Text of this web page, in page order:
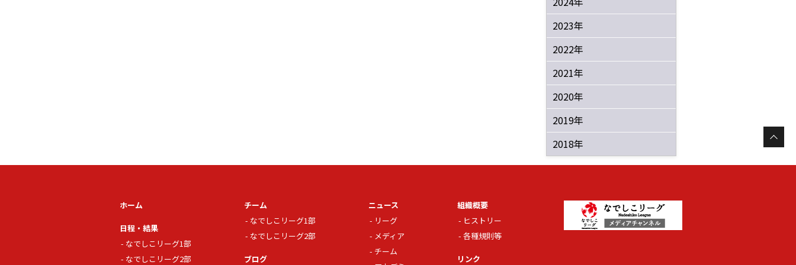
2023年
2022年
2021年
2020年
2019年
2018年
ホーム
日程・結果
なでしこリーグ1部
なでしこリーグ2部
チーム
なでしこリーグ1部
なでしこリーグ2部
ブログ
ニュース
リーグ
メディア
チーム
組織概要
ヒストリー
各種規則等
リンク